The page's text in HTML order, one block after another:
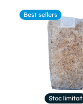
Best sellers
Stoc limitat